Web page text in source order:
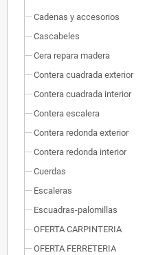
Cadenas y accesorios
Cascabeles
Cera repara madera
Contera cuadrada exterior
Contera cuadrada interior
Contera escalera
Contera redonda exterior
Contera redonda interior
Cuerdas
Escaleras
Escuadras-palomillas
OFERTA CARPINTERIA
OFERTA FERRETERIA